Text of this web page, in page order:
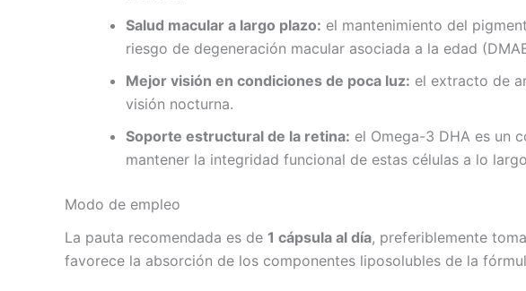
Salud macular a largo plazo: el mantenimiento del
riesgo de degeneración macular asociada a la edad
Mejor visión en condiciones de poca luz: el extracto de
visión nocturna.
Soporte estructural de la retina: el Omega-3 DHA es un
mantener la integridad funcional de estas células a lo
Modo de empleo
La pauta recomendada es de 1 cápsula al día, preferiblemente
favorece la absorción de los componentes liposolubles de la